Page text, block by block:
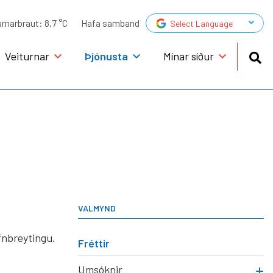
Veiturnar Þjónusta Mínar síður
8,7 °C Hafa samband Select Language
VALMYND
Fréttir
Umsóknir